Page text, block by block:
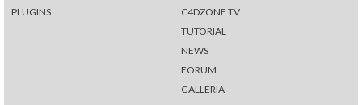
PLUGINS
C4DZONE TV
TUTORIAL
NEWS
FORUM
GALLERIA